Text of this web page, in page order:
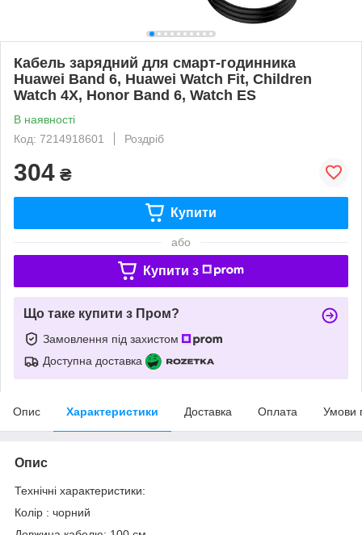
Кабель зарядний для смарт-годинника
Huawei Band 6, Huawei Watch Fit, Children
Watch 4X, Honor Band 6, Watch ES
В наявності
Код: 7214918601
Роздріб
304 ₴
Купити
або
Купити з
Що таке купити з Пром?
Замовлення під захистом
Доступна доставка
Опис Характеристики Доставка Оплата Умови
Опис
Технічні характеристики:
Колір : чорний